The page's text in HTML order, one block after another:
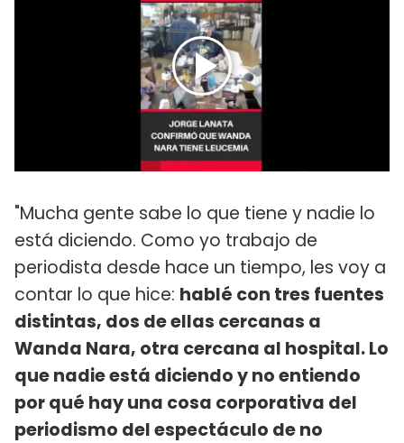
"Mucha gente sabe lo que tiene y nadie lo
está diciendo. Como yo trabajo de
periodista desde hace un tiempo, les voy a
contar lo que hice: hablé con tres fuentes
distintas, dos de ellas cercanas a
Wanda Nara, otra cercana al hospital. Lo
que nadie está diciendo y no entiendo
por qué hay una cosa corporativa del
periodismo del espectáculo de no